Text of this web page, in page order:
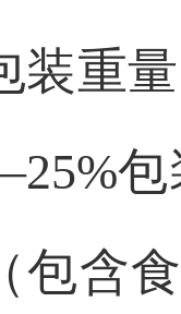
装重
包
（包含